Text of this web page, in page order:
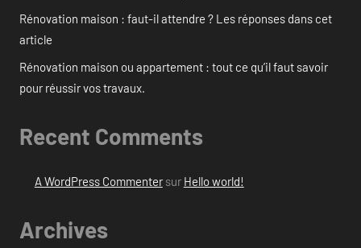
Rénovation maison : faut-il attendre ? Les réponses dans cet
article
Rénovation maison ou appartement : tout ce qu’il faut savoir
pour réussir vos travaux.
Recent Comments
A WordPress Commentersur Hello world!
Archives